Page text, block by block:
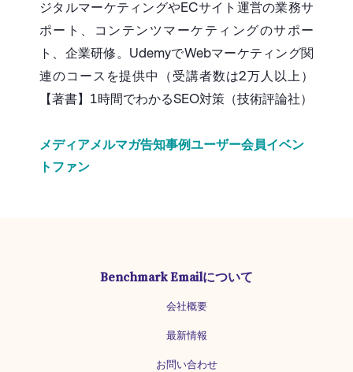
ジタルマーケティングやECサイト運営の業務サ
ポート、コンテンツマーケティングのサポー
ト、企業研修。UdemyでWebマーケティング関
連のコースを提供中（受講者数は2万人以上）
【著書】1時間でわかるSEO対策（技術評論社）
メディアメルマガ告知事例ユーザー会員イベン
ト ファン
Benchmark Emailについて
会社概要
最新情報
お問い合わせ